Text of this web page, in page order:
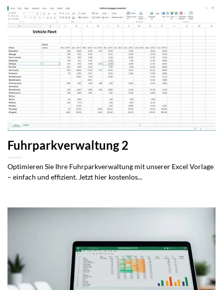
Fuhrparkverwaltung 2
Optimieren Sie Ihre Fuhrparkverwaltung mit unserer Excel Vorlage
– einfach und effizient. Jetzt hier kostenlos...